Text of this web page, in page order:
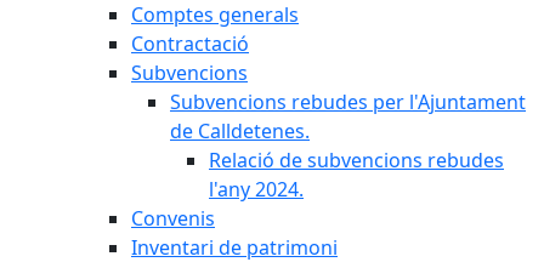
Comptes generals
Contractació
Subvencions
Subvencions rebudes per l'Ajuntament
de Calldetenes.
Relació de subvencions rebudes
l'any 2024.
Convenis
Inventari de patrimoni